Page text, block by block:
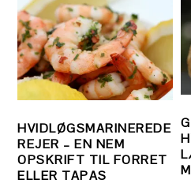
HVIDLØGSMARINEREDE
REJER – EN NEM
OPSKRIFT TIL FORRET
ELLER TAPAS